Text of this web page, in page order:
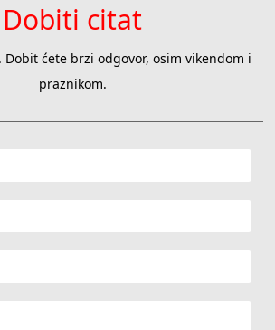
Dobiti citat
ćete brzi odgovor, osim vikendom i
praznikom.